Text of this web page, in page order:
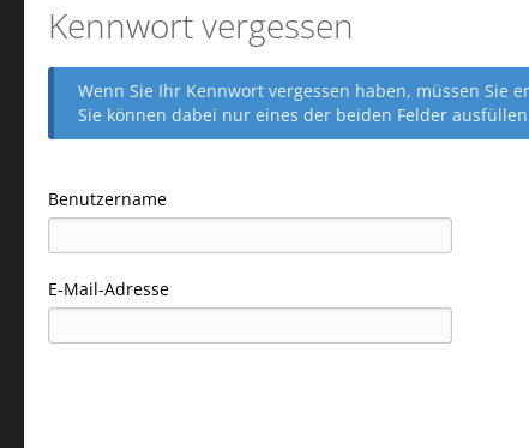
Kennwort vergessen
Wenn Sie Ihr Kennwort vergessen haben, müssen Sie
Sie können dabei nur eines der beiden Felder
Benutzername
E-Mail-Adresse